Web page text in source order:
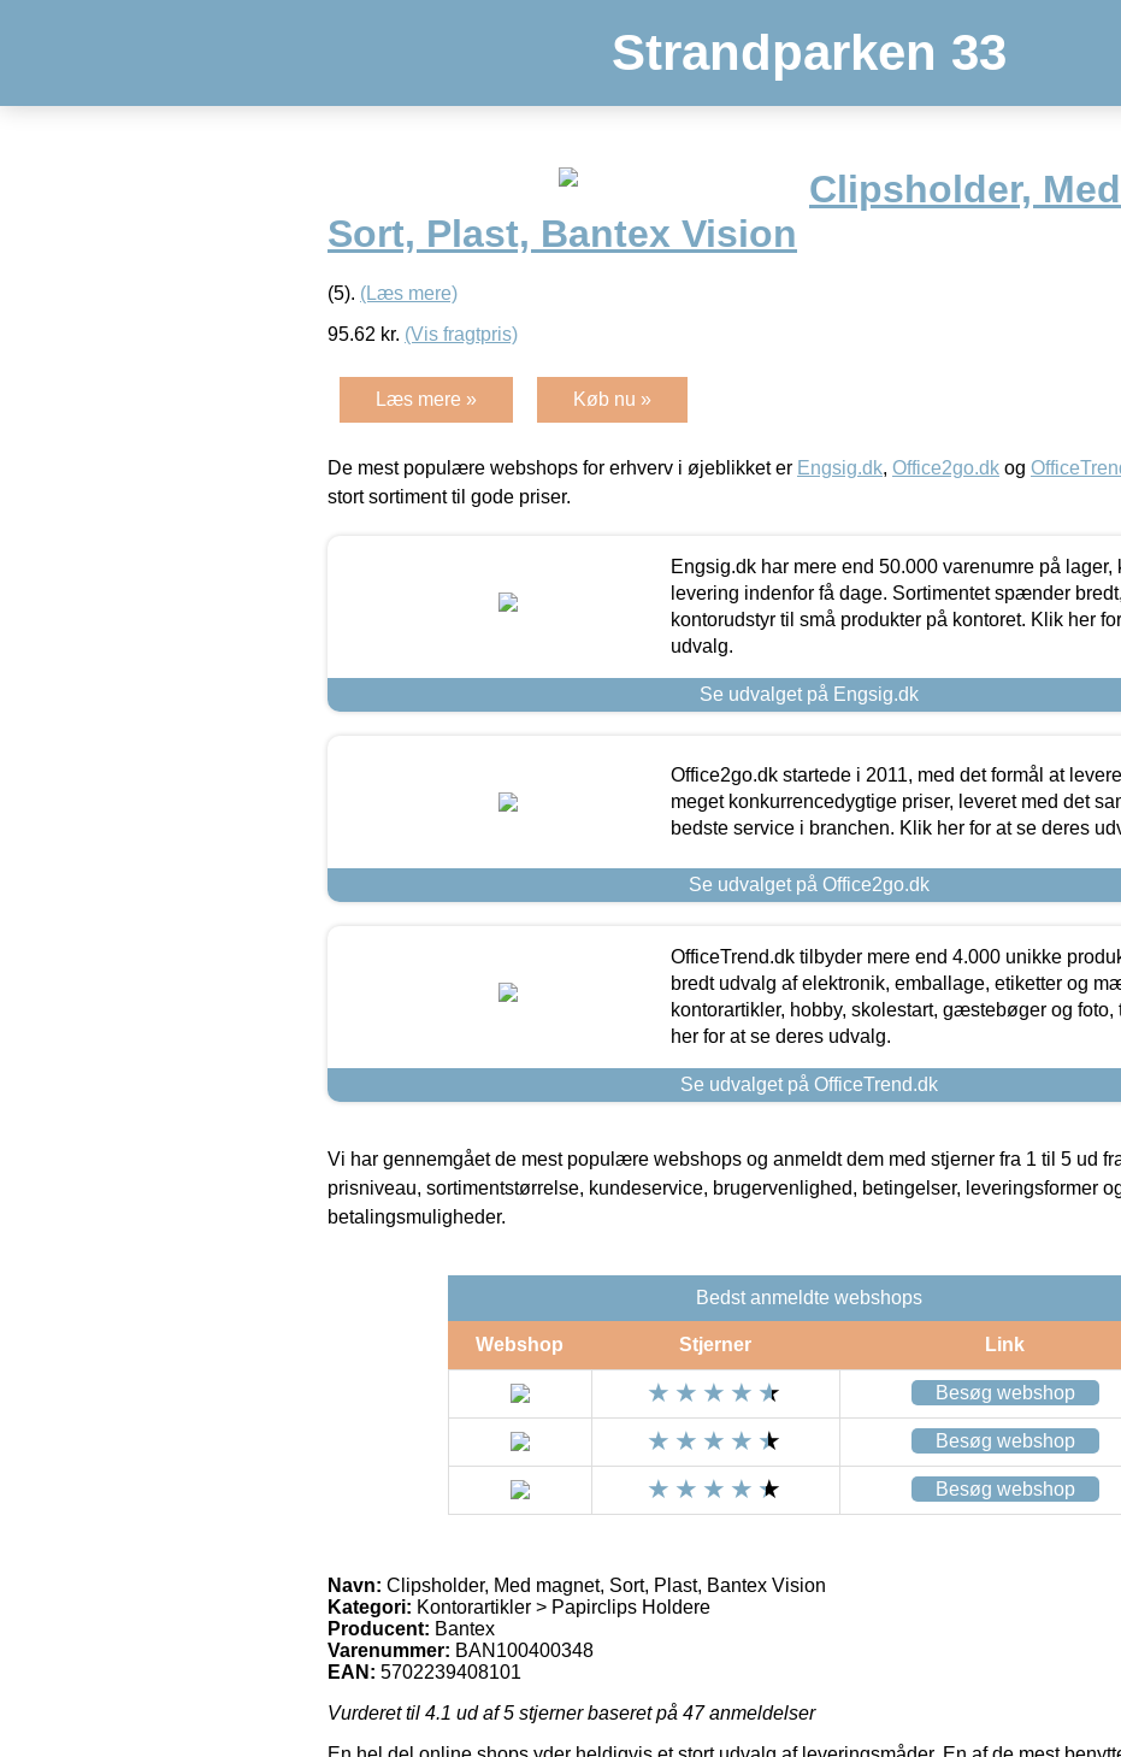
Strandparken 33
Clipsholder,
Sort, Plast, Bantex Vision
(5). (Læs mere)
95.62 kr. (Vis fragtpris)
Læs mere » Køb nu »
De mest populære webshops for erhverv i øjeblikket er Engsig.dk, Office2go.dk og
stort sortiment til gode priser.
Engsig.dk har mere end 50.000 varenumre på lager,
levering indenfor få dage. Sortimentet spænder
kontorudstyr til små produkter på kontoret. Klik her
udvalg.
Se udvalget på Engsig.dk
Office2go.dk startede i 2011, med det formål at
meget konkurrencedygtige priser, leveret med det
bedste service i branchen. Klik her for at se deres
Se udvalget på Office2go.dk
OfficeTrend.dk tilbyder mere end 4.000 unikke
bredt udvalg af elektronik, emballage, etiketter og
kontorartikler, hobby, skolestart, gæstebøger og foto,
her for at se deres udvalg.
Se udvalget på OfficeTrend.dk
Vi har gennemgået de mest populære webshops og anmeldt dem med stjerner fra 1 til 5 ud
prisniveau, sortimentstørrelse, kundeservice, brugervenlighed, betingelser, leveringsformer
betalingsmuligheder.
Bedst anmeldte webshops
Webshop Stjerner Link
Besøg webshop
Besøg webshop
Besøg webshop
Navn: Clipsholder, Med magnet, Sort, Plast, Bantex Vision
Kategori: Kontorartikler > Papirclips Holdere
Producent: Bantex
Varenummer: BAN100400348
EAN: 5702239408101
Vurderet til 4.1 ud af 5 stjerner baseret på 47anmeldelser